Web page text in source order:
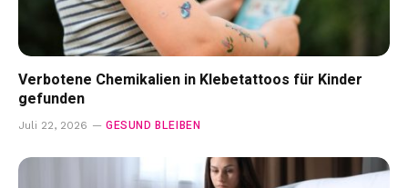
Verbotene Chemikalien in Klebetattoos für Kinder
gefunden
Juli 22, 2026 GESUND BLEIBEN